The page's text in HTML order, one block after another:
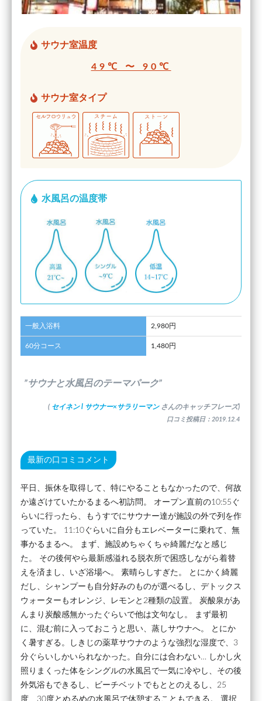
サウナ室温度
49℃ 〜 90℃
サウナ室タイプ
水風呂の温度帯
一般入浴料 2,980円
60分コース 1,480円
”サウナと水風呂のテーマパーク”
( セイネン l サウナー×サラリーマン さんのキャッチフレーズ)
口コミ投稿日：2019.12.4
最新の口コミコメント
平日、振休を取得して、特にやることもなかったので、何故
か遠ざけていたかるまるへ初訪問。 オープン直前の10:55ぐ
らいに行ったら、もうすでにサウナー達が施設の外で列を作
っていた。 11:10ぐらいに自分もエレベーターに乗れて、無
事かるまるへ。 まず、施設めちゃくちゃ綺麗だなと感じ
た。 その後何やら最新感溢れる脱衣所で困惑しながら着替
えを済まし、いざ浴場へ。 素晴らしすぎた。 とにかく綺麗
だし、シャンプーも自分好みのものが選べるし、デトックス
ウォーターもオレンジ、レモンと2種類の設置。 炭酸泉があ
んまり炭酸感無かったぐらいで他は文句なし。 まず最初
に、混む前に入っておこうと思い、蒸しサウナへ。 とにか
く暑すぎる。しきじの薬草サウナのような強烈な湿度で、3
分ぐらいしかいられなかった。自分には合わない… しかし火
照りまくった体をシングルの水風呂で一気に冷やし、その後
外気浴もできるし、ビーチベットでもととのえるし、25
度、30度とぬるめの水風呂で休憩することもできる。 選択